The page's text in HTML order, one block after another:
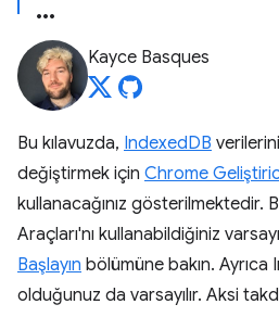
Kayce Basques
Bu kılavuzda, IndexedDB
değiştirmek için Chrome
kullanacağınız gösterilmektedir.
Araçları'nı kullanabildiğiniz
Başlayın bölümüne bakın. Ayrıca
olduğunuz da varsayılır. Aksi